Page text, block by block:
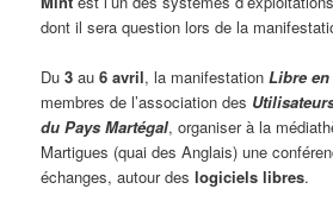
dont il sera question lors de la
Du3 au6 avril, la manifestationLibre en
membres de l’association des
du Pays Martégal, organiser à la
Martigues (quai des Anglais) une
échanges, autour des logiciels libres.